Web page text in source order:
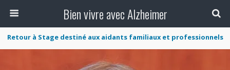
Bien vivre avec Alzheimer
Retour à Stage destiné aux aidants familiaux et professionnels